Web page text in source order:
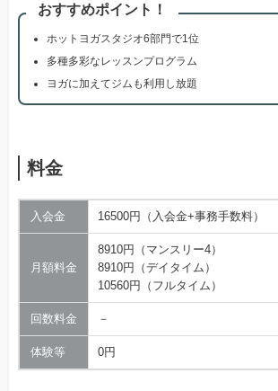
おすすめポイント！
ホットヨガスタジオ6部門で1位
多種多彩なレッスンプログラム
ヨガに加えてジムも利用し放題
料金
入会金 16500円（入会金+事務手数料）
月額料金
8910円（マンスリー4）
8910円（デイタイム）
10560円（フルタイム）
回数料金 －
体験等 0円